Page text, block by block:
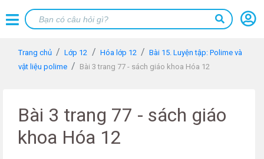
Trang chủ Lớp 12 Hóa lớp 12
Bài 15. Luyện tập: Polime và
vật liệu polime
Bài 3 trang 77 - sách giáo khoa Hóa 12
Bài 3 trang 77 - sách giáo
khoa Hóa 12